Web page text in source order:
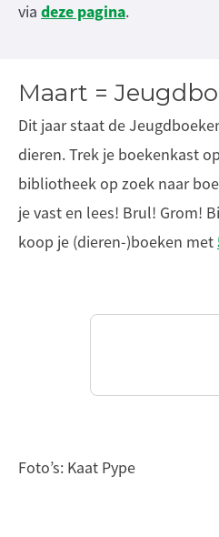
via deze pagina.
Maart =
Dit jaar staat de
dieren. Trek je boekenkast
bibliotheek op zoek naar
je vast en lees! Brul! Grom!
koop je (dieren-)boeken met
Foto’s: Kaat Pype